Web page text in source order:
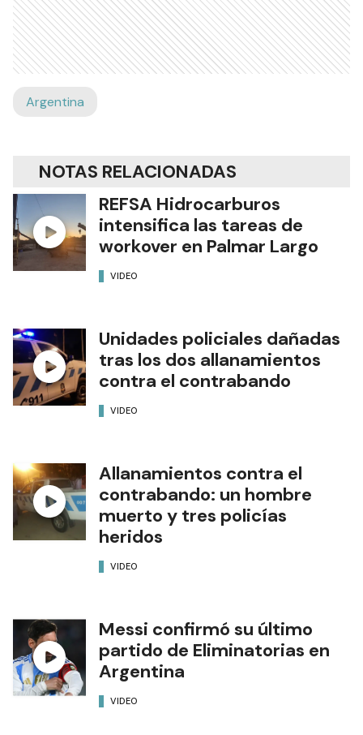
Argentina
NOTAS RELACIONADAS
REFSA Hidrocarburos
intensifica las tareas de
workover en Palmar Largo
VIDEO
Unidades policiales dañadas
tras los dos allanamientos
contra el contrabando
VIDEO
Allanamientos contra el
contrabando: un hombre
muerto y tres policías
heridos
VIDEO
Messi confirmó su último
partido de Eliminatorias en
Argentina
VIDEO